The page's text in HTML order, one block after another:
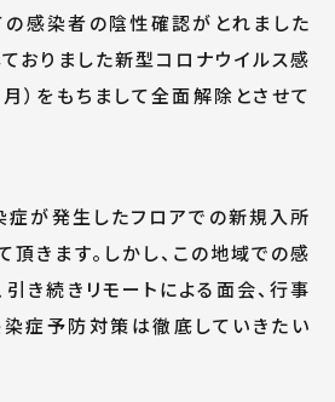
の感染者の陰性確認がとれました
おりました新型コロナウイルス感
）をもちまして全面解除とさせて
症が発生したフロアでの新規入所
きます。しかし、この地域での感
き続きリモートによる面会、行事
症予防対策は徹底していきたい